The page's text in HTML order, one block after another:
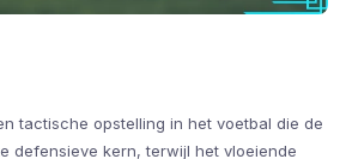
tactische opstelling in het voetbal die de
defensieve kern, terwijl het vloeiende